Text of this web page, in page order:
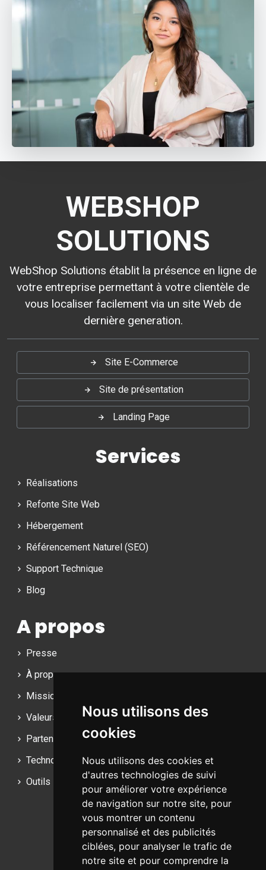
Nous utilisons des
cookies
Nous utilisons des cookies et
d'autres technologies de suivi
pour améliorer votre expérience
de navigation sur notre site, pour
vous montrer un contenu
personnalisé et des publicités
ciblées, pour analyser le trafic de
notre site et pour comprendre la
WEBSHOP
SOLUTIONS
WebShop Solutions établit la présence en ligne de
votre entreprise permettant à votre clientèle de
vous localiser facilement via un site Web de
dernière generation.
Site E-Commerce
Site de présentation
Landing Page
Services
Réalisations
Refonte Site Web
Hébergement
Référencement Naturel (SEO)
Support Technique
Blog
A propos
Presse
À propos
Mission
Valeurs
Partenaires
Technologies
Outils
Bruxelles - Bucarest
+32 (470) 776-543
hello@webshop-solutions.be